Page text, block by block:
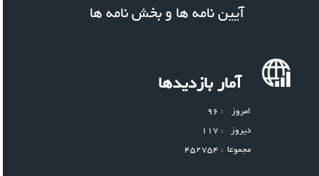
آیین نامه ها و بخش نامه ها
آمار بازدیدها
امروز : 96
دیروز : 117
مجموعا : 452754